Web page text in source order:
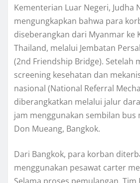
Kementerian Luar Negeri, Judha
mengungkapkan bahwa para
diseberangkan dari Myanmar ke
Thailand, melalui Jembatan
(2nd Friendship Bridge). Setelah
screening kesehatan dan
nasional (National Referral
diberangkatkan melalui jalur
jam menggunakan sembilan bus
Don Mueang, Bangkok.
Dari Bangkok, para korban
menggunakan pesawat carter